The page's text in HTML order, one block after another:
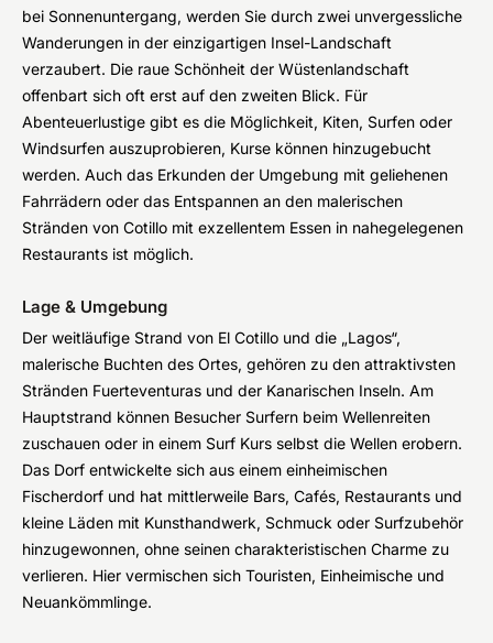
bei Sonnenuntergang, werden Sie durch zwei unvergessliche
Wanderungen in der einzigartigen Insel-Landschaft
verzaubert. Die raue Schönheit der Wüstenlandschaft
offenbart sich oft erst auf den zweiten Blick. Für
Abenteuerlustige gibt es die Möglichkeit, Kiten, Surfen oder
Windsurfen auszuprobieren, Kurse können hinzugebucht
werden. Auch das Erkunden der Umgebung mit geliehenen
Fahrrädern oder das Entspannen an den malerischen
Stränden von Cotillo mit exzellentem Essen in nahegelegenen
Restaurants ist möglich.
Lage & Umgebung
Der weitläufige Strand von El Cotillo und die „Lagos“,
malerische Buchten des Ortes, gehören zu den attraktivsten
Stränden Fuerteventuras und der Kanarischen Inseln. Am
Hauptstrand können Besucher Surfern beim Wellenreiten
zuschauen oder in einem Surf Kurs selbst die Wellen erobern.
Das Dorf entwickelte sich aus einem einheimischen
Fischerdorf und hat mittlerweile Bars, Cafés, Restaurants und
kleine Läden mit Kunsthandwerk, Schmuck oder Surfzubehör
hinzugewonnen, ohne seinen charakteristischen Charme zu
verlieren. Hier vermischen sich Touristen, Einheimische und
Neuankömmlinge.